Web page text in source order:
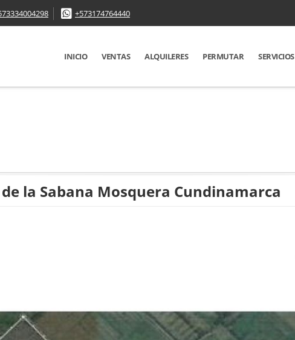
+573174764440
INICIO VENTAS ALQUILERES PERMUTAR SERVICIOS
la Sabana Mosquera Cundinamarca